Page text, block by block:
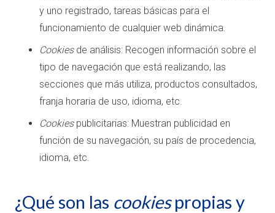
y uno registrado, tareas básicas para el
funcionamiento de cualquier web dinámica.
Cookiesde análisis: Recogen información sobre el
tipo de navegación que está realizando, las
secciones que más utiliza, productos consultados,
franja horaria de uso, idioma, etc.
Cookiespublicitarias: Muestran publicidad en
función de su navegación, su país de procedencia,
idioma, etc.
¿Qué son las cookiespropias y